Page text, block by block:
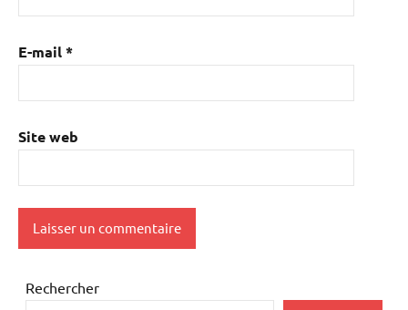
E-mail*
Site web
Rechercher